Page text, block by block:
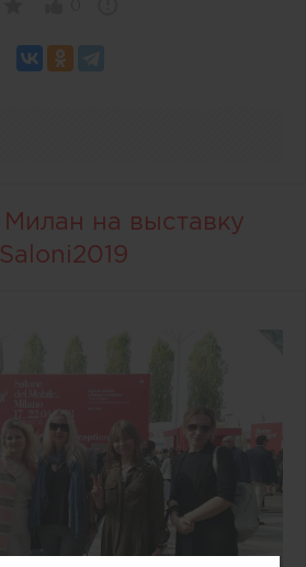
Милан на выставку